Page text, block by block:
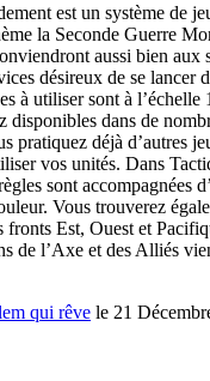
est un système de
la Seconde Guerre
aussi bien aux
désireux de se lancer
à utiliser sont à l’échelle
disponibles dans de
pratiquez déjà d’autres
vos unités. Dans
sont accompagnées
Vous trouverez
fronts Est, Ouest et
de l’Axe et des Alliés
qui rêve le 21